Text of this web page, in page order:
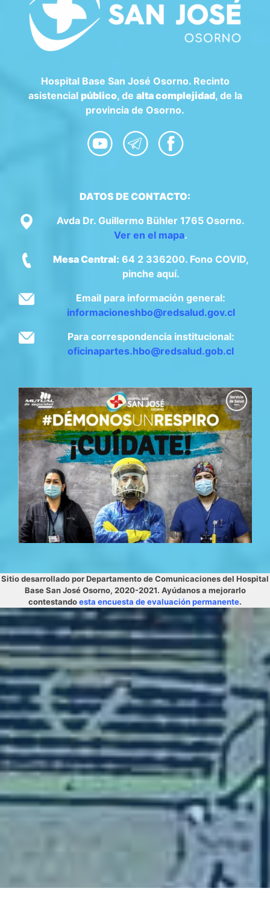
Hospital Base San José Osorno. Recinto
asistencial público, de alta complejidad, de la
provincia de Osorno.
DATOS DE CONTACTO:
Avda Dr. Guillermo Bühler 1765 Osorno.
Ver en el mapa.
Mesa Central: 64 2 336200. Fono COVID,
pinche aquí.
Email para información general:
informacioneshbo@redsalud.gov.cl
Para correspondencia institucional:
oficinapartes.hbo@redsalud.gob.cl
Sitio desarrollado por Departamento de Comunicaciones del Hospital
Base San José Osorno, 2020-2021. Ayúdanos a mejorarlo
contestandoesta encuesta de evaluación permanente.